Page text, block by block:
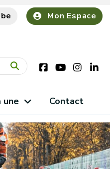
Mon Espace
une Contact